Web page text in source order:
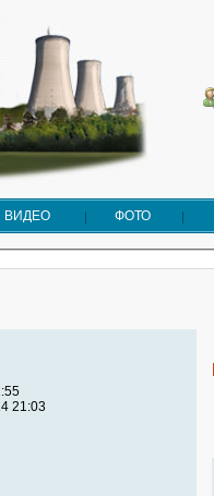
ВИДЕО ФОТО
21:03